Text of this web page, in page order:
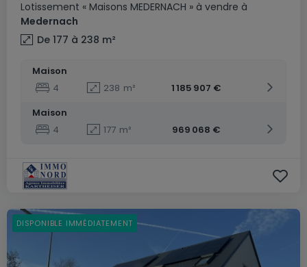
Lotissement « Maisons MEDERNACH » à vendre à
Medernach
De 177 à 238 m²
Maison
4
238 m²
1 185 907 €
Maison
4
177 m² 969 068 €
DISPONIBLE IMMÉDIATEMENT